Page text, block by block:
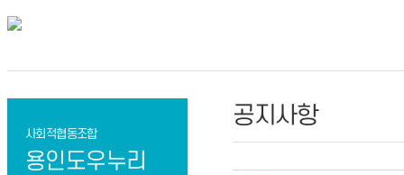
사회적협동조합
용인도우누리
공지사항